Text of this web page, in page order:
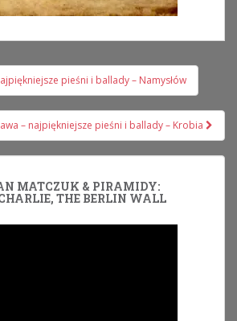
pieśni i ballady – Namysłów
– najpiękniejsze pieśni i ballady – Krobia
MATCZUK & PIRAMIDY:
THE BERLIN WALL